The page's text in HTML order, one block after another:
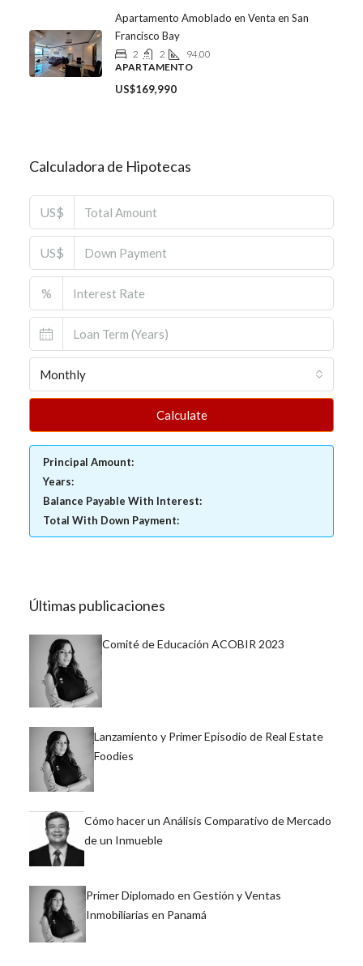
Apartamento Amoblado en Venta en San
Francisco Bay
2 2
94.00
APARTAMENTO
US$169,990
Calculadora de Hipotecas
US$
US$
%
Monthly
Calculate
Principal Amount:
Years:
Balance Payable With Interest:
Total With Down Payment:
Últimas publicaciones
Comité de Educación ACOBIR 2023
Lanzamiento y Primer Episodio de Real Estate
Foodies
Cómo hacer un Análisis Comparativo de Mercado
de un Inmueble
Primer Diplomado en Gestión y Ventas
Inmobiliarias en Panamá